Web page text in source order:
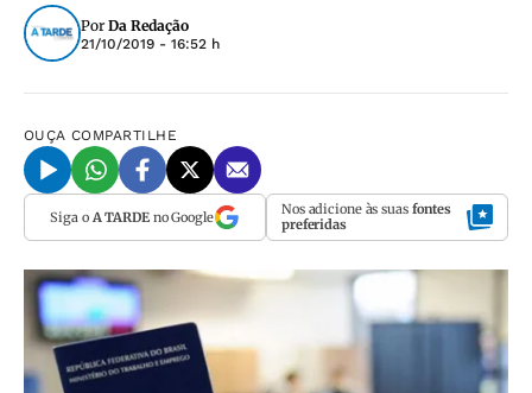
Por Da Redação
21/10/2019 - 16:52 h
OUÇA COMPARTILHE
Siga o A TARDEno Google Nos adicione às suas fontes
preferidas